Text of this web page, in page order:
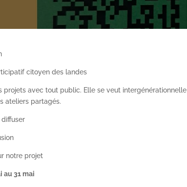
citoyen des landes
projets avec tout public. Elle se veut intergénérationnelle
ateliers partagés.
notre projet
au 31 mai